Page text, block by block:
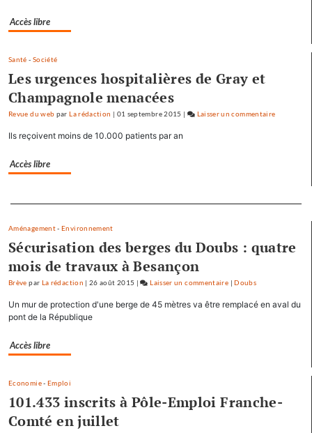
Accès libre
Santé - Société
Les urgences hospitalières de Gray et
Champagnole menacées
Revue du web parLa rédaction | 01 septembre 2015 | Laisser un commentaire
Tauzin
Ils reçoivent moins de 10.000 patients par an
Accès libre
Separateur
Aménagement-Environnement
Sécurisation des berges du Doubs : quatre
mois de travaux à Besançon
Brève par La rédaction |26 août 2015 | Laisser un commentaire on
Séréna
|Doubs
Un mur de protection d'une berge de 45 mètres va être remplacé en aval du
pont de la République
Accès libre
Economie- Emploi
101.433 inscrits à Pôle-Emploi Franche-
Comté en juillet